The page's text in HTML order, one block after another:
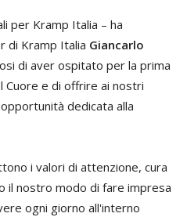
per Kramp Italia – ha
di Kramp Italia Giancarlo
di aver ospitato per la prima
Cuore e di offrire ai nostri
dedicata alla
i valori di attenzione, cura
il nostro modo di fare impresa
ogni giorno all'interno